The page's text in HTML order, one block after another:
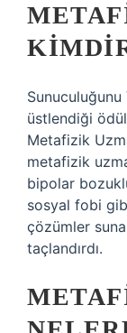
Sunuculuğunu
üstlendiği ödül
Metafizik
metafizik
bipolar
sosyal fobi
çözümler
taçlandırdı.